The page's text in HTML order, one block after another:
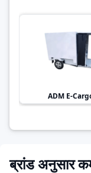
ADM E-
ब्रांड अनुसार